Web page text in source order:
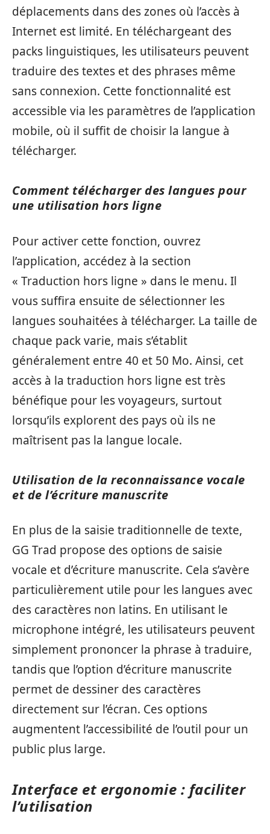
déplacements dans des zones où l’accès à
Internet est limité. En téléchargeant des
packs linguistiques, les utilisateurs peuvent
traduire des textes et des phrases même
sans connexion. Cette fonctionnalité est
accessible via les paramètres de l’application
mobile, où il suffit de choisir la langue à
télécharger.
Comment télécharger des langues pour
une utilisation hors ligne
Pour activer cette fonction, ouvrez
l’application, accédez à la section
« Traduction hors ligne » dans le menu. Il
vous suffira ensuite de sélectionner les
langues souhaitées à télécharger. La taille de
chaque pack varie, mais s’établit
généralement entre 40 et 50 Mo. Ainsi, cet
accès à la traduction hors ligne est très
bénéfique pour les voyageurs, surtout
lorsqu’ils explorent des pays où ils ne
maîtrisent pas la langue locale.
Utilisation de la reconnaissance vocale
et de l’écriture manuscrite
En plus de la saisie traditionnelle de texte,
GG Trad propose des options de saisie
vocale et d’écriture manuscrite. Cela s’avère
particulièrement utile pour les langues avec
des caractères non latins. En utilisant le
microphone intégré, les utilisateurs peuvent
simplement prononcer la phrase à traduire,
tandis que l’option d’écriture manuscrite
permet de dessiner des caractères
directement sur l’écran. Ces options
augmentent l’accessibilité de l’outil pour un
public plus large.
Interface et ergonomie : faciliter
l’utilisation